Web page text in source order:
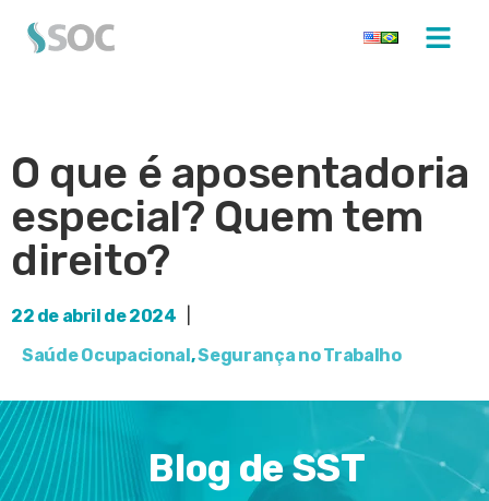
O que é aposentadoria
especial? Quem tem
direito?
22 de abril de 2024
Saúde Ocupacional ,Segurança no Trabalho
Blog de SST